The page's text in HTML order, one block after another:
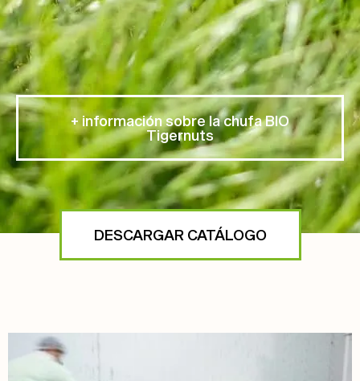
+ información sobre la chufa BIO
Tigernuts
DESCARGAR CATÁLOGO